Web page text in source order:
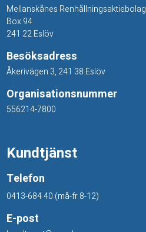
Mellanskånes Renhållningsaktiebolag
Box 94
241 22 Eslöv
Besöksadress
Åkerivägen 3, 241 38 Eslöv
Organisationsnummer
556214-7800
Kundtjänst
Telefon
0413-684 40 (må-fr 8-12)
E-post